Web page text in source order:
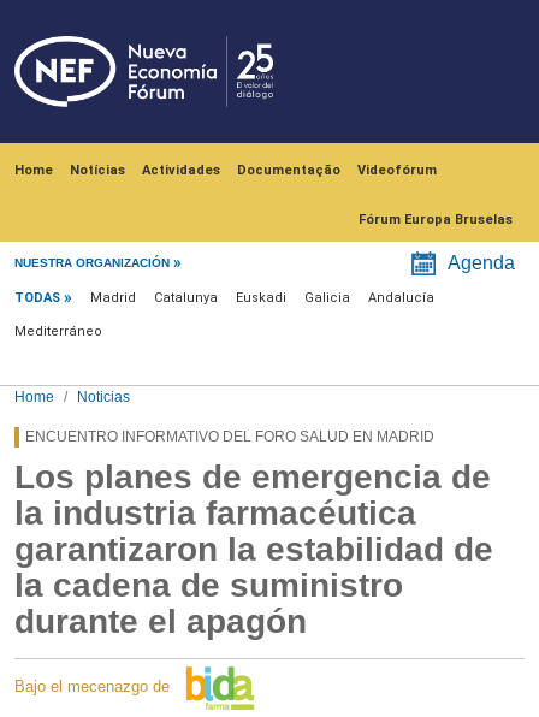
Home Notícias Actividades Documentação Videofórum
Fórum Europa Bruselas
NUESTRA ORGANIZACIÓN Agenda
Menú noticias
TODAS Madrid Catalunya Euskadi Galicia Andalucía
Mediterráneo
Home Noticias
ENCUENTRO INFORMATIVO DEL FORO SALUD EN MADRID
Los planes de emergencia de
la industria farmacéutica
garantizaron la estabilidad de
la cadena de suministro
durante el apagón
Bajo el mecenazgo de